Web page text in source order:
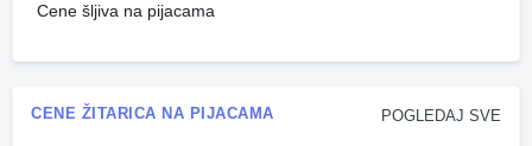
Cene šljiva na pijacama
POGLEDAJ SVE
CENE ŽITARICA NA PIJACAMA